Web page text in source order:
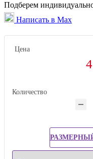
Подберем
Написать в Max
Цена
Количество